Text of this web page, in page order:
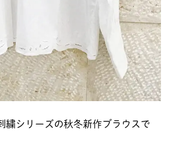
繍シリーズの秋冬新作ブラウスで